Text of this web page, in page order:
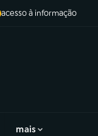
acesso à informação
mais